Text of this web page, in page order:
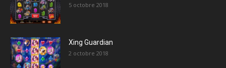
5 octobre 2018
Xing Guardian
2 octobre 2018